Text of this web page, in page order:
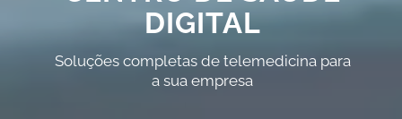
DIGITAL
Soluções completas de telemedicina para
a sua empresa